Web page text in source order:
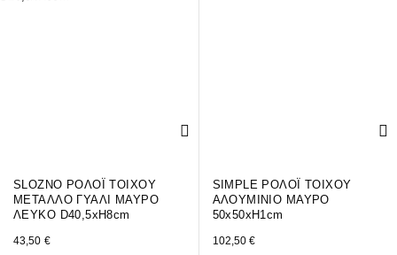
SLOZNO ΡΟΛΟΪ ΤΟΙΧΟΥ
ΜΕΤΑΛΛΟ ΓΥΑΛΙ ΜΑΥΡΟ
ΛΕΥΚΟ D40,5xH8cm
43,50 €
SIMPLE ΡΟΛΟΪ ΤΟΙΧΟΥ
ΑΛΟΥΜΙΝΙΟ ΜΑΥΡΟ
50x50xH1cm
102,50€